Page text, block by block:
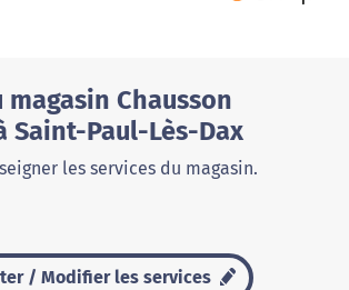
magasin Chausson
Saint-Paul-Lès-Dax
les services du magasin.
/ Modifier les services